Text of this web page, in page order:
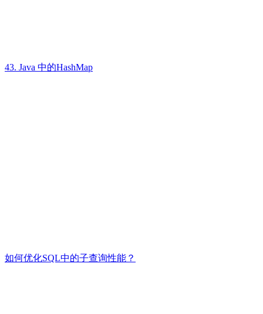
43. Java 中的HashMap
如何优化SQL中的子查询性能？